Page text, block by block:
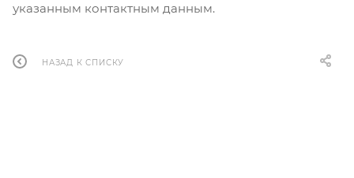
указанным контактным данным.
НАЗАД К СПИСКУ